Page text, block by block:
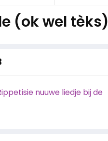
(ok wel tèks)
nuuwe liedje bij de